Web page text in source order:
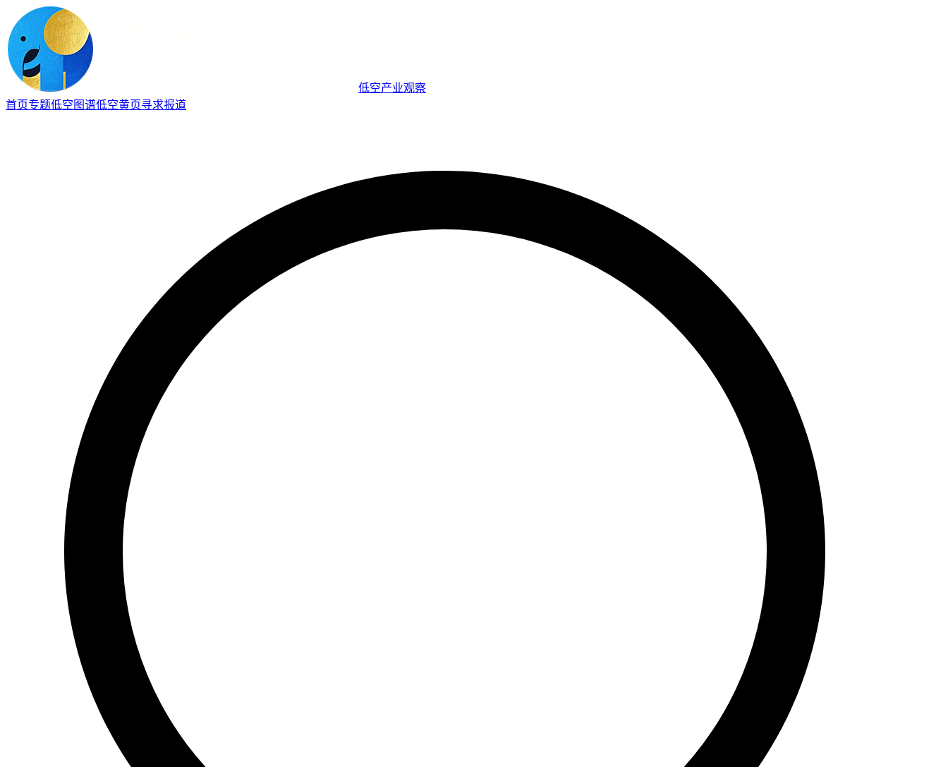
低空产业观察
首页专题低空图谱低空黄页寻求报道